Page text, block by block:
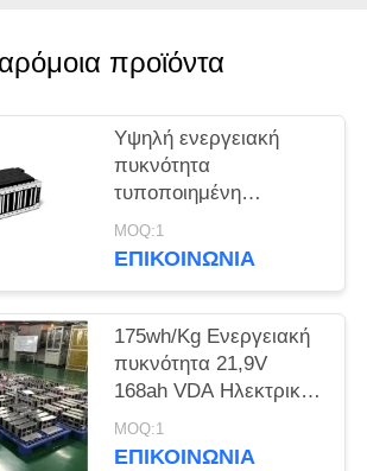
προϊόντα
Υψηλή ενεργειακή
πυκνότητα
τυποποιημένη
μπαταρία NMC 43,8V
128Ah για ηλεκτρικά
MOQ:1
ΕΠΙΚΟΙΝΩΝΊΑ
175wh/Kg Ενεργειακή
πυκνότητα 21,9V
168ah VDA Ηλεκτρική
μπαταρία οχήματος
για ηλεκτρικά σκούτερ
MOQ:1
ΕΠΙΚΟΙΝΩΝΊΑ